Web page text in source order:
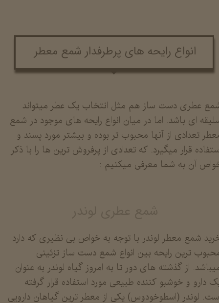
عطری دست ساز هم مثل انتخاب یک عطر میتواند
ای باشد. اما در میان انواع رایحه های موجود در شمع
تعدادی از آنها محبوب تر بوده و بیشتر مورد پسند و
قرار میگیرد. که تعدادی از پرفروش ترین ها را با ذکر
آن به شما معرفی میکنیم :
شمع معطر لوندر با توجه به خواص بی نظیری که دارد
ترین رایحه بین انواع شمع دست ساز تزئینی
از گذشته های دور تا به امروز گیاه لوندر به عنوان
دارو و خوشبو کننده طبیعی مورد استفاده قرار گرفته
لوندر (اسطوخودوس) یکی از معطر ترین گیاهان دارویی
انواع رایحه های پرطرفدار شمع معطر